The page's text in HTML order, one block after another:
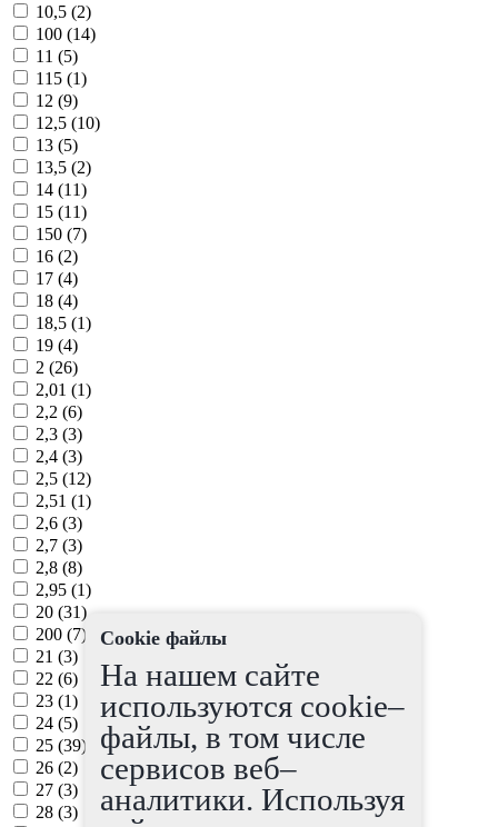
10,5 (2)
100 (14)
11 (5)
115 (1)
12 (9)
12,5 (10)
13 (5)
13,5 (2)
14 (11)
15 (11)
150 (7)
16 (2)
17 (4)
18 (4)
18,5 (1)
19 (4)
2 (26)
2,01 (1)
2,2 (6)
2,3 (3)
2,4 (3)
2,5 (12)
2,51 (1)
2,6 (3)
2,7 (3)
2,8 (8)
2,95 (1)
20 (31)
200 (7)
21 (3)
22 (6)
23 (1)
24 (5)
25 (39)
26 (2)
27 (3)
28 (3)
Cookie файлы
На нашем сайте
используются cookie–
файлы, в том числе
сервисов веб–
аналитики. Используя